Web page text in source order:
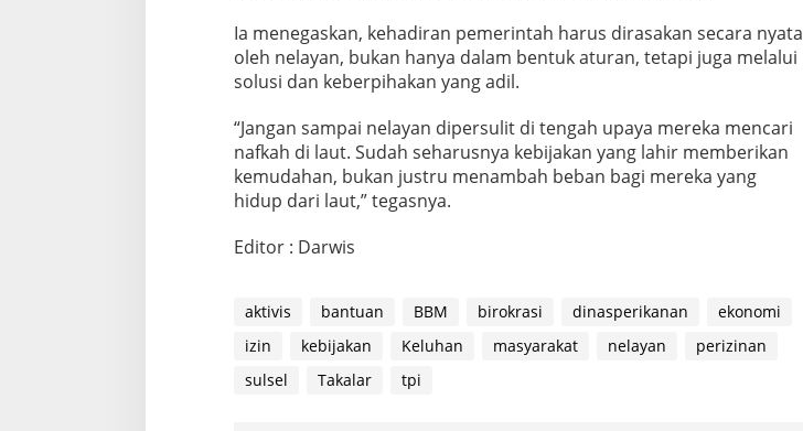
Ia menegaskan, kehadiran pemerintah harus dirasakan secara nyata
oleh nelayan, bukan hanya dalam bentuk aturan, tetapi juga melalui
solusi dan keberpihakan yang adil.
“Jangan sampai nelayan dipersulit di tengah upaya mereka mencari
nafkah di laut. Sudah seharusnya kebijakan yang lahir memberikan
kemudahan, bukan justru menambah beban bagi mereka yang
hidup dari laut,” tegasnya.
Editor : Darwis
aktivis bantuan BBM birokrasi dinasperikanan
ekonomi
izin
kebijakan Keluhan masyarakat nelayan
perizinan
sulsel
Takalar tpi